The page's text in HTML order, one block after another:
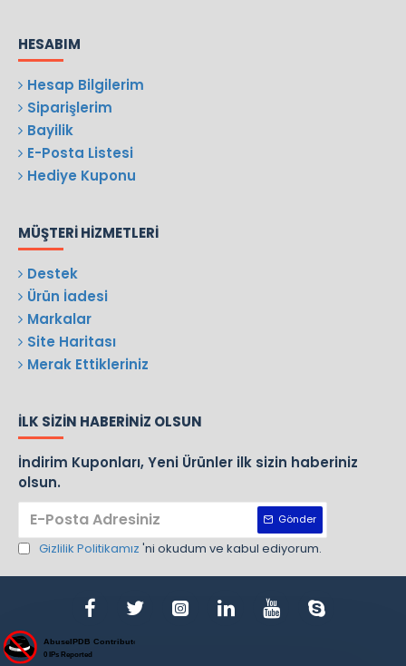
HESABIM
Hesap Bilgilerim
Siparişlerim
Bayilik
E-Posta Listesi
Hediye Kuponu
MÜŞTERI HIZMETLERI
Destek
Ürün İadesi
Markalar
Site Haritası
Merak Ettikleriniz
İLK SIZIN HABERINIZ OLSUN
İndirim Kuponları, Yeni Ürünler ilk sizin haberiniz
olsun.
Gönder
Gizlilik Politikamız 'ni okudum ve kabul ediyorum.